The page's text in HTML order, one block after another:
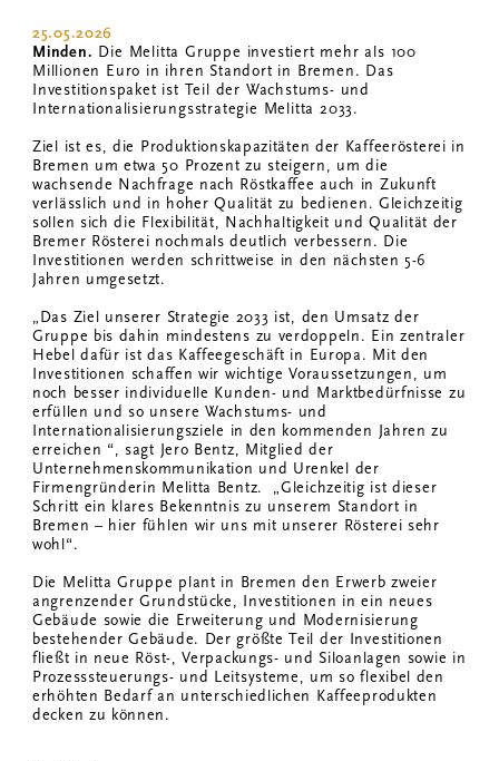
25.05.2026
Minden. Die Melitta Gruppe investiert mehr als 100
Millionen Euro in ihren Standort in Bremen. Das
Investitionspaket ist Teil der Wachstums- und
Internationalisierungsstrategie Melitta 2033.
Ziel ist es, die Produktionskapazitäten der Kaffeerösterei in
Bremen um etwa 50 Prozent zu steigern, um die
wachsende Nachfrage nach Röstkaffee auch in Zukunft
verlässlich und in hoher Qualität zu bedienen. Gleichzeitig
sollen sich die Flexibilität, Nachhaltigkeit und Qualität der
Bremer Rösterei nochmals deutlich verbessern. Die
Investitionen werden schrittweise in den nächsten 5-6
Jahren umgesetzt.
„Das Ziel unserer Strategie 2033 ist, den Umsatz der
Gruppe bis dahin mindestens zu verdoppeln. Ein zentraler
Hebel dafür ist das Kaffeegeschäft in Europa. Mit den
Investitionen schaffen wir wichtige Voraussetzungen, um
noch besser individuelle Kunden- und Marktbedürfnisse zu
erfüllen und so unsere Wachstums- und
Internationalisierungsziele in den kommenden Jahren zu
erreichen “, sagt Jero Bentz, Mitglied der
Unternehmenskommunikation und Urenkel der
Firmengründerin Melitta Bentz. „Gleichzeitig ist dieser
Schritt ein klares Bekenntnis zu unserem Standort in
Bremen – hier fühlen wir uns mit unserer Rösterei sehr
wohl“.
Die Melitta Gruppe plant in Bremen den Erwerb zweier
angrenzender Grundstücke, Investitionen in ein neues
Gebäude sowie die Erweiterung und Modernisierung
bestehender Gebäude. Der größte Teil der Investitionen
fließt in neue Röst-, Verpackungs- und Siloanlagen sowie in
Prozesssteuerungs- und Leitsysteme, um so flexibel den
erhöhten Bedarf an unterschiedlichen Kaffeeprodukten
decken zu können.